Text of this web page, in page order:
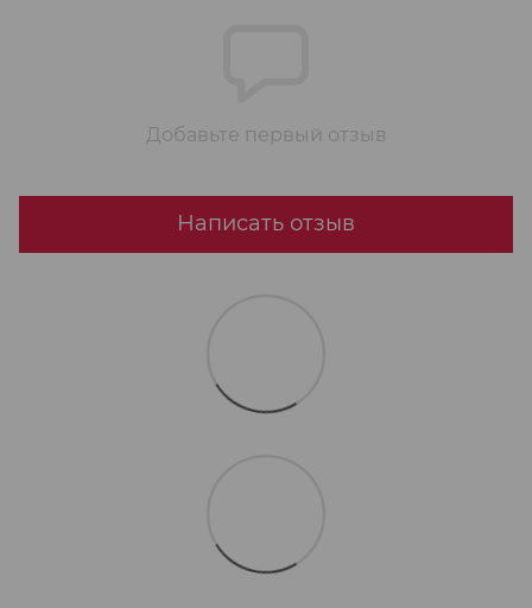
Добавьте первый отзыв
Написать отзыв